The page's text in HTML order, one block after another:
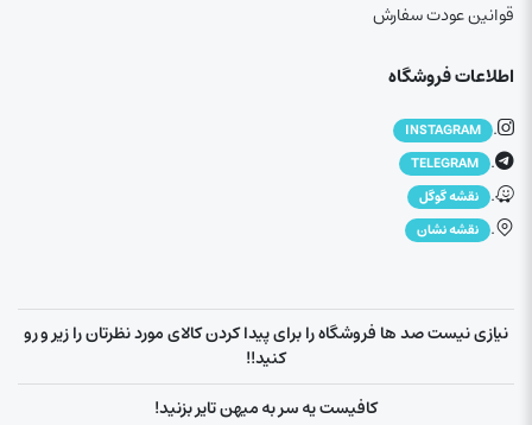
قوانین عودت سفارش
اطلاعات فروشگاه
.
INSTAGRAM
.
TELEGRAM
. نقشه گوگل
. نقشه نشان
نیازی نیست صد ها فروشگاه را برای پیدا کردن کالای مورد نظرتان را زیر و رو
کنید!!
کافیست یه سر به میهن تایر بزنید!